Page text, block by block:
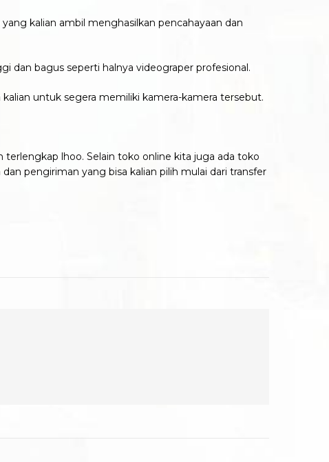
kalian ambil menghasilkan pencahayaan dan
dan bagus seperti halnya videograper profesional.
untuk segera memiliki kamera-kamera tersebut.
lhoo. Selain toko online kita juga ada toko
pengiriman yang bisa kalian pilih mulai dari transfer